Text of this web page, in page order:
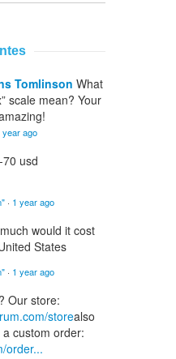
Tomlinson What
scale mean? Your
year ago
usd
· 1 year ago
would it cost
States
· 1 year ago
Our store:
storealso
custom order:
order...